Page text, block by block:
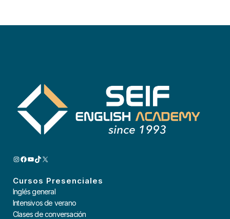
INSTAGRAM
FACEBOOK
YOUTUBE
TIKTOK
X
Cursos Presenciales
Inglés general
Intensivos de verano
Clases de conversación